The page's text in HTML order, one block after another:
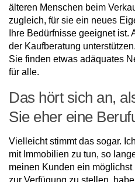
älteren Menschen beim
zugleich, für sie ein neues
Ihre Bedürfnisse geeignet
der Kaufberatung
Sie finden etwas adäquates
für alle.
Das hört sich an,
Sie eher eine
Vielleicht stimmt das sogar.
mit Immobilien zu tun, so
meinen Kunden ein
zur Verfügung zu stellen,